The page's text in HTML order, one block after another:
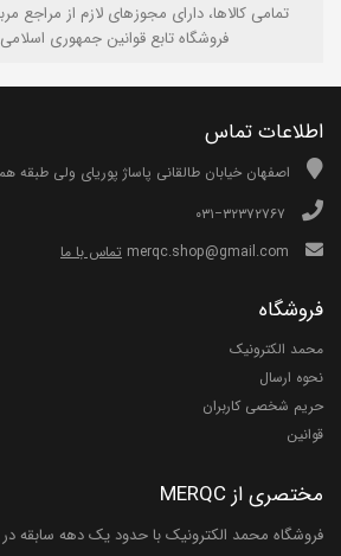
تمامی كالاها، دارای مجوزهای لازم از مراجع
فروشگاه تابع قوانين جمهوری
اطلاعات تماس
اصفهان خیابان طالقانی پاساژ پوریای ولی طبقه
تماس با ما
فروشگاه
محمد الکترونیک
نحوه ارسال
حریم شخصی کاربران
قوانین
مختصری از MERQC
فروشگاه محمد الکترونیک با حدود یک دهه سابقه